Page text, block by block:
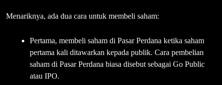
Menariknya, ada dua cara untuk membeli saham:
Pertama, membeli saham di Pasar Perdana ketika saham
pertama kali ditawarkan kepada publik. Cara pembelian
saham di Pasar Perdana biasa disebut sebagai Go Public
atau IPO.